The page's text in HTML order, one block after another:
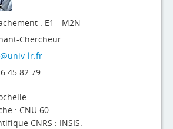
: E1 - M2N
Chercheur
lr.fr
45 82 79
: CNU 60
CNRS : INSIS.